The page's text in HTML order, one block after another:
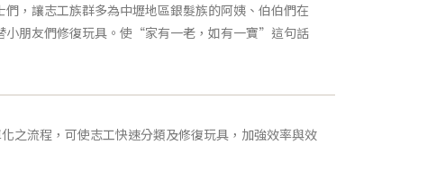
，讓志工族群多為中壢地區銀髮族的阿姨、伯伯們在
小朋友們修復玩具。使“家有一老，如有一寶”這句話
之流程，可使志工快速分類及修復玩具，加強效率與效